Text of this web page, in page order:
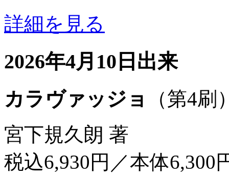
詳細を見る
2026年4月10日出来
カラヴァッジョ
（第4刷
宮下規久朗 著
税込6,930円／本体6,300